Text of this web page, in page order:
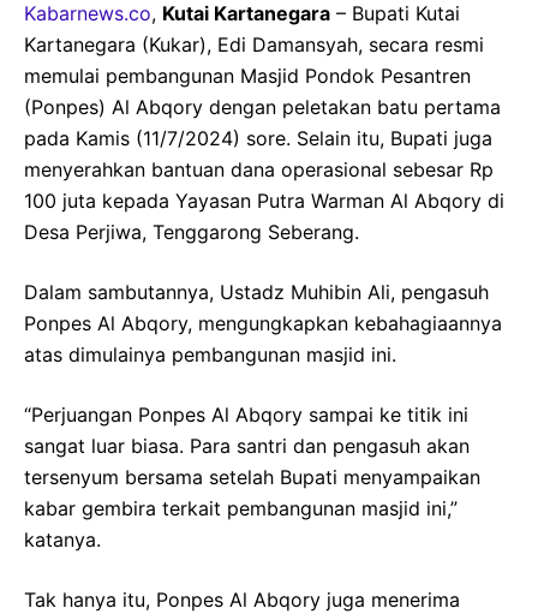
Kabarnews.co, Kutai Kartanegara – Bupati Kutai
Kartanegara (Kukar), Edi Damansyah, secara resmi
memulai pembangunan Masjid Pondok Pesantren
(Ponpes) Al Abqory dengan peletakan batu pertama
pada Kamis (11/7/2024) sore. Selain itu, Bupati juga
menyerahkan bantuan dana operasional sebesar Rp
100 juta kepada Yayasan Putra Warman Al Abqory di
Desa Perjiwa, Tenggarong Seberang.
Dalam sambutannya, Ustadz Muhibin Ali, pengasuh
Ponpes Al Abqory, mengungkapkan kebahagiaannya
atas dimulainya pembangunan masjid ini.
“Perjuangan Ponpes Al Abqory sampai ke titik ini
sangat luar biasa. Para santri dan pengasuh akan
tersenyum bersama setelah Bupati menyampaikan
kabar gembira terkait pembangunan masjid ini,”
katanya.
Tak hanya itu, Ponpes Al Abqory juga menerima